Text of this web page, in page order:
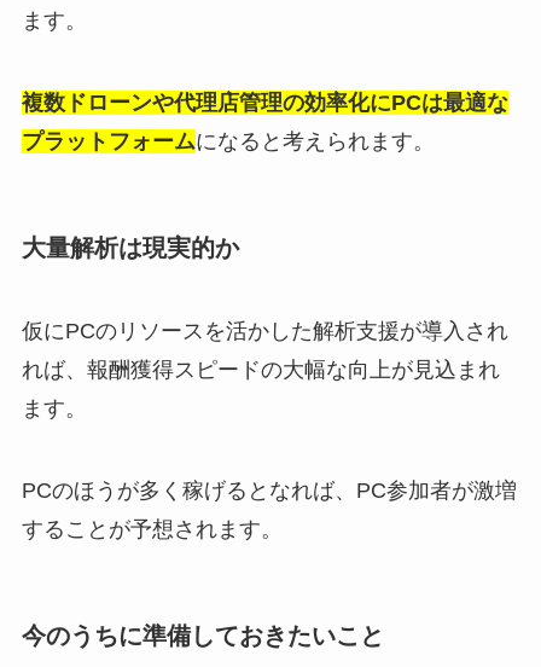
ます。
複数ドローンや代理店管理の効率化にPCは最適な
プラットフォームになると考えられます。
大量解析は現実的か
仮にPCのリソースを活かした解析支援が導入され
れば、報酬獲得スピードの大幅な向上が見込まれ
ます。
PCのほうが多く稼げるとなれば、PC参加者が激増
することが予想されます。
今のうちに準備しておきたいこと